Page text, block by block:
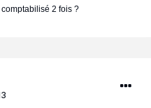
2 fois ?